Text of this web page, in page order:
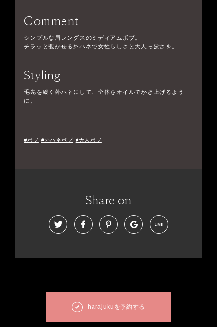
Comment
シンプルな肩レングスのミディアムボブ。
チラッと覗かせる外ハネで女性らしさと大人っぽさを。
Styling
毛先を緩く外ハネにして、全体をオイルでかき上げるよう
に。
#ボブ #外ハネボブ #大人ボブ
Share on
harajukuを予約する